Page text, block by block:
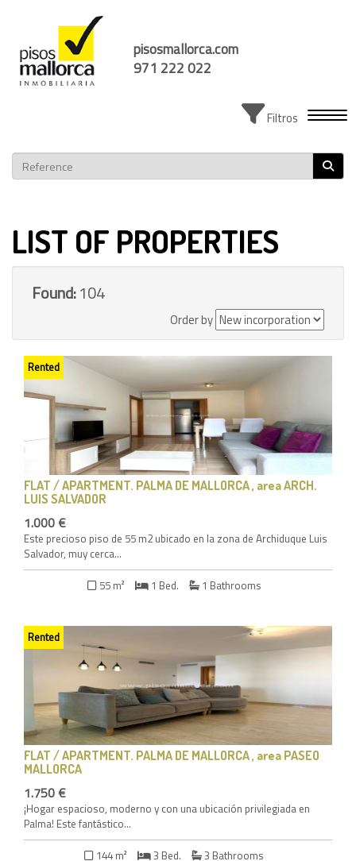
pisosmallorca.com
971 222 022
Filtros
LIST OF PROPERTIES
Found:104
Order by
Rented
FLAT / APARTMENT. PALMA DE MALLORCA , area ARCH.
LUIS SALVADOR
1.000 €
Este precioso piso de 55 m2 ubicado en la zona de Archiduque Luis
Salvador, muy cerca...
55 m²
1 Bed. 1 Bathrooms
Rented
FLAT / APARTMENT. PALMA DE MALLORCA , area PASEO
MALLORCA
1.750 €
¡Hogar espacioso, moderno y con una ubicación privilegiada en
Palma! Este fantástico...
144 m²
3 Bed. 3 Bathrooms